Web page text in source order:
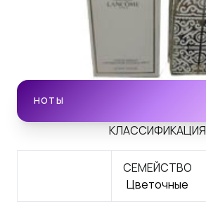
НОТЫ
КЛАССИФИКАЦИЯ
СЕМЕЙСТВО
Цветочные